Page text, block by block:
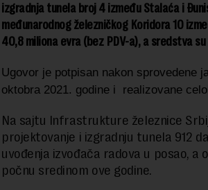
izgradnja tunela broj 4 između Stalaća i
međunarodnog železničkog Koridora 10
40,8 miliona evra (bez PDV-a), a sredstva
Ugovor je potpisan nakon sprovedene
oktobra 2021. godine i realizovane
Na sajtu Infrastrukture železnice
projektovanje i izgradnju tunela 912
uvođenja izvođača radova u posao, a
počnu sredinom ove godine.